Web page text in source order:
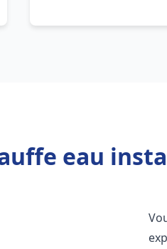
eau